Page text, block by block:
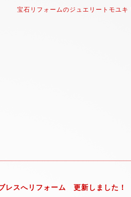
宝石リフォームのジュエリートモユキ
レスへリフォーム 更新しました！